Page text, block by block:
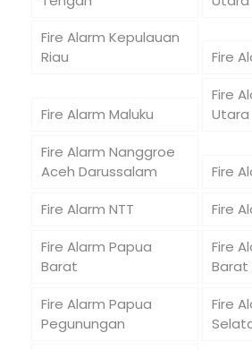
Fire Alarm Kepulauan
Riau
Fire
Fire Alarm Maluku
Fire
Utara
Fire Alarm Nanggroe
Aceh Darussalam
Fire
Fire Alarm NTT
Fire
Fire Alarm Papua
Barat
Fire
Barat
Fire Alarm Papua
Pegunungan
Fire